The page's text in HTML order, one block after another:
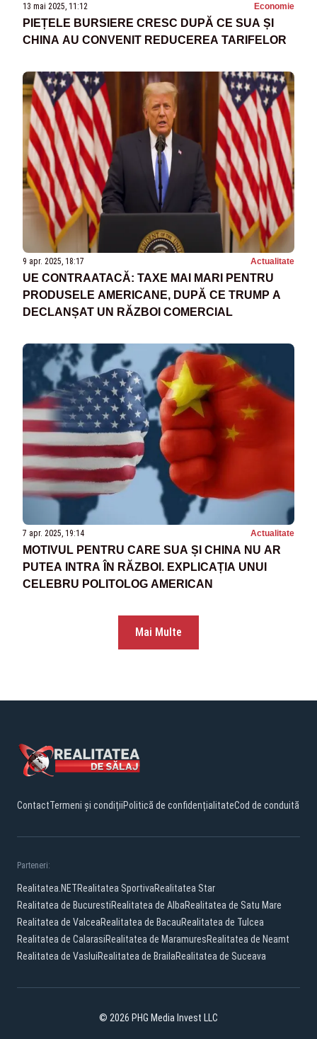
13 mai 2025, 11:12 Economie
PIEȚELE BURSIERE CRESC DUPĂ CE SUA ȘI
CHINA AU CONVENIT REDUCEREA TARIFELOR
9 apr. 2025, 18:17 Actualitate
UE CONTRAATACĂ: TAXE MAI MARI PENTRU
PRODUSELE AMERICANE, DUPĂ CE TRUMP A
DECLANȘAT UN RĂZBOI COMERCIAL
7 apr. 2025, 19:14 Actualitate
MOTIVUL PENTRU CARE SUA ȘI CHINA NU AR
PUTEA INTRA ÎN RĂZBOI. EXPLICAȚIA UNUI
CELEBRU POLITOLOG AMERICAN
Mai Multe
ContactTermeni și condițiiPolitică de confidențialitateCod de conduită
Parteneri:
Realitatea.NETRealitatea SportivaRealitatea Star
Realitatea de BucurestiRealitatea de AlbaRealitatea de Satu Mare
Realitatea de ValceaRealitatea de BacauRealitatea de Tulcea
Realitatea de CalarasiRealitatea de MaramuresRealitatea de Neamt
Realitatea de VasluiRealitatea de BrailaRealitatea de Suceava
© 2026 PHG Media Invest LLC